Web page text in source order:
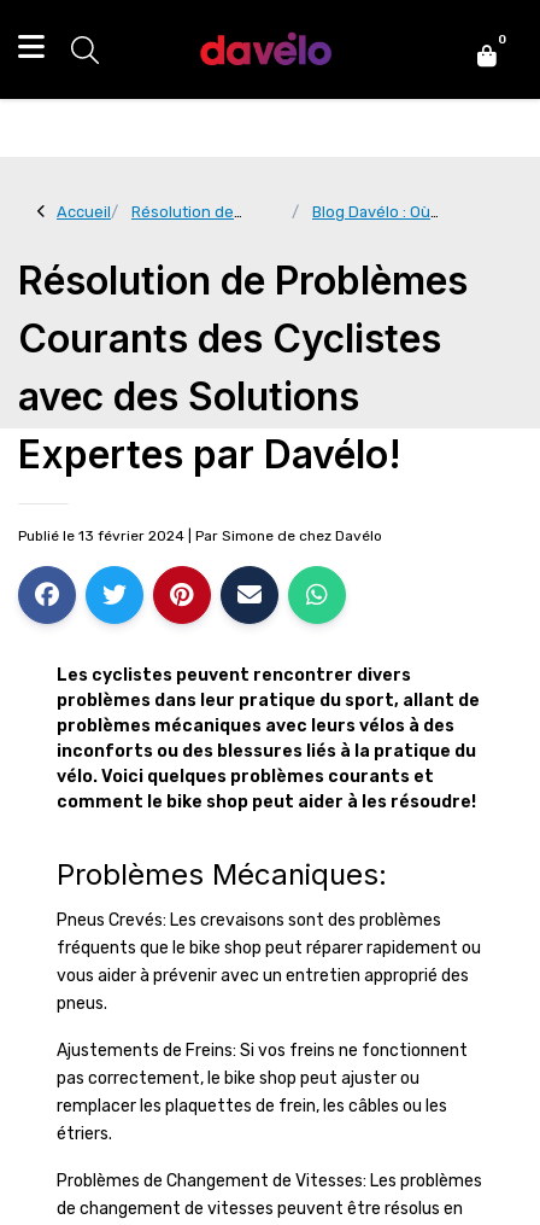
0
Accueil
Résolution de
Solutions Expertes par
Blog Davélo : Où
Histoire!
Résolution de Problèmes
Courants des Cyclistes
avec des Solutions
Expertes par Davélo!
Publié le 13 février 2024 | Par Simone de chez Davélo
Les cyclistes peuvent rencontrer divers
problèmes dans leur pratique du sport, allant de
problèmes mécaniques avec leurs vélos à des
inconforts ou des blessures liés à la pratique du
vélo. Voici quelques problèmes courants et
comment le bike shop peut aider à les résoudre!
Problèmes Mécaniques:
Pneus Crevés: Les crevaisons sont des problèmes
fréquents que le bike shop peut réparer rapidement ou
vous aider à prévenir avec un entretien approprié des
pneus.
Ajustements de Freins: Si vos freins ne fonctionnent
pas correctement, le bike shop peut ajuster ou
remplacer les plaquettes de frein, les câbles ou les
étriers.
Problèmes de Changement de Vitesses: Les problèmes
de changement de vitesses peuvent être résolus en